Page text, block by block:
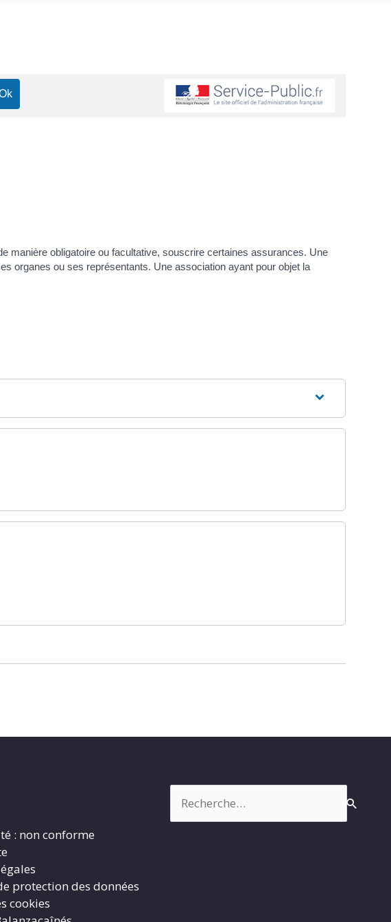
manière obligatoire ou facultative, souscrire certaines assurances. Une
organes ou ses représentants. Une association ayant pour objet la
: non conforme
protection des données
cookies